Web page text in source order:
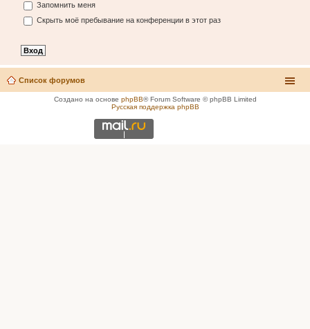
Запомнить меня
Скрыть моё пребывание на конференции в этот раз
Список форумов
Создано на основе phpBB® Forum Software © phpBB Limited
Русская поддержка phpBB